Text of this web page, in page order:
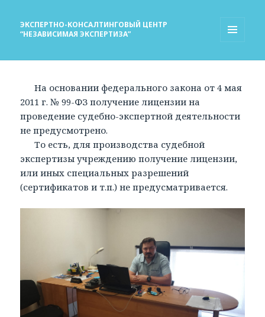
ЭКСПЕРТНО-КОНСАЛТИНГОВЫЙ ЦЕНТР
“НЕЗАВИСИМАЯ ЭКСПЕРТИЗА”
На основании федерального закона от 4 мая
2011 г. № 99-ФЗ получение лицензии на
проведение судебно-экспертной деятельности
не предусмотрено.
То есть, для производства судебной
экспертизы учреждению получение лицензии,
или иных специальных разрешений
(сертификатов и т.п.) не предусматривается.